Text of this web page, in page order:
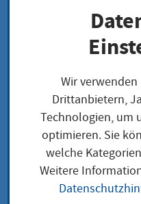
Neuigkeiten und
Ortsbeirat Hofheim-
Wir
Drittanbietern,
Technologien, um
optimieren. Sie
welche
Weitere